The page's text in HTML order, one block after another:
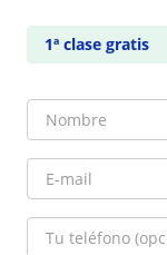
1ª clase gratis